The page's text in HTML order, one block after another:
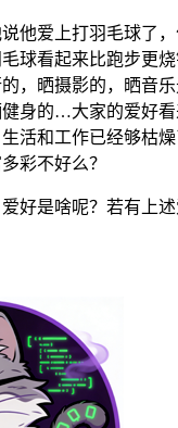
他爱上打羽毛球了
球看起来比跑步更
，晒摄影的，晒音
身的…大家的爱好看
活和工作已经够枯
彩不好么？
好是啥呢？若有上